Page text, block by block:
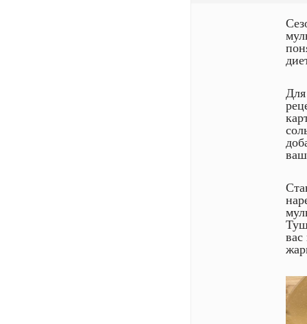
Для
вас